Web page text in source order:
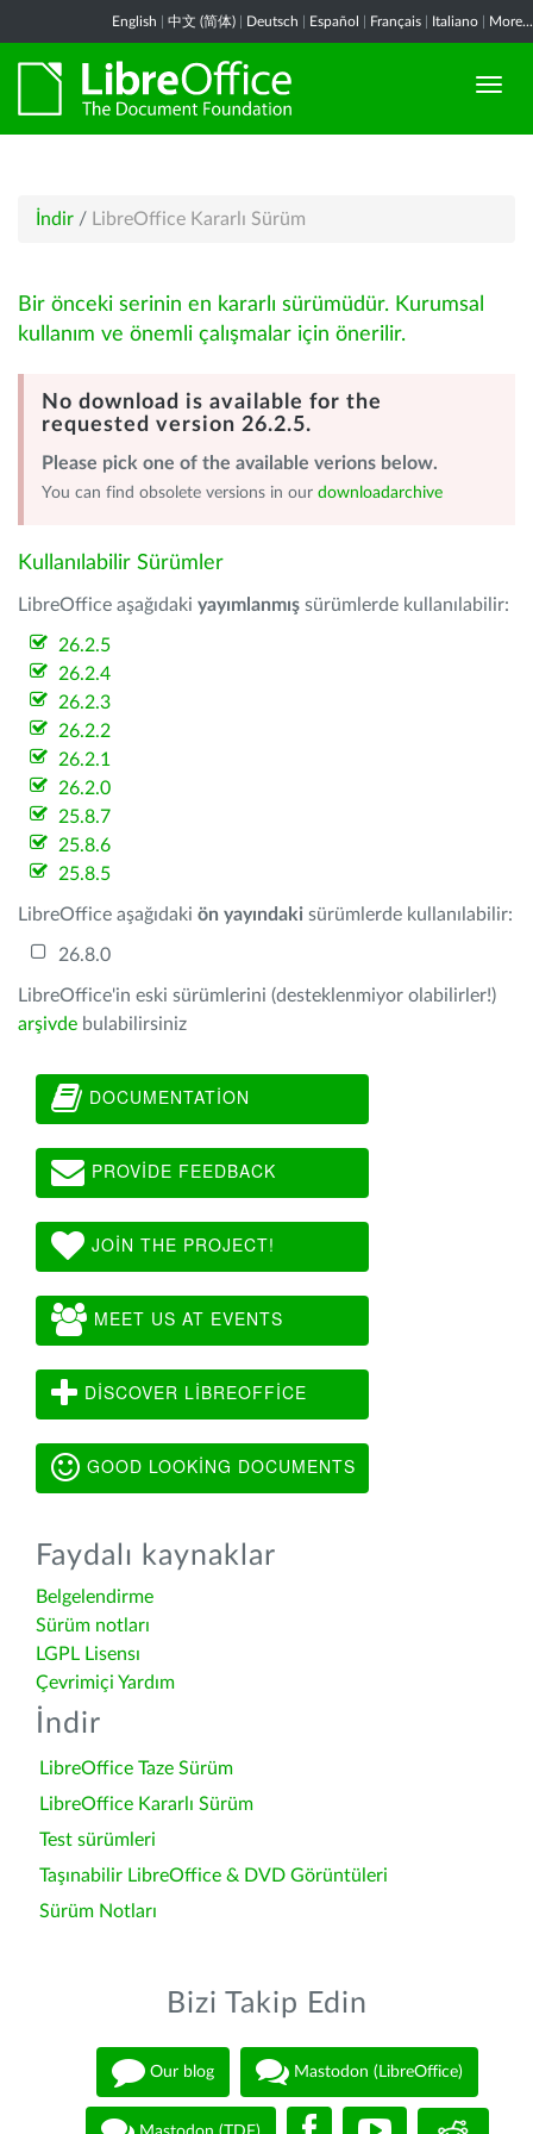
English 中文 (简体) Deutsch Español Français Italiano More...
İndir / LibreOffice Kararlı Sürüm
Bir önceki serinin en kararlı sürümüdür. Kurumsal
kullanım ve önemli çalışmalar için önerilir.
No download is available for the
requested version 26.2.5.
Please pick one of the available verions below.
You can find obsolete versions in our downloadarchive
Kullanılabilir Sürümler
LibreOffice aşağıdaki yayımlanmış sürümlerde kullanılabilir:
26.2.5
26.2.4
26.2.3
26.2.2
26.2.1
26.2.0
25.8.7
25.8.6
25.8.5
LibreOffice aşağıdaki ön yayındaki sürümlerde kullanılabilir:
26.8.0
LibreOffice'in eski sürümlerini (desteklenmiyor olabilirler!)
arşivde bulabilirsiniz
DOCUMENTATION
PROVIDE FEEDBACK
JOIN THE PROJECT!
MEET US AT EVENTS
DISCOVER LIBREOFFICE
GOOD LOOKING DOCUMENTS
Faydalı kaynaklar
Belgelendirme
Sürüm notları
LGPL Lisensı
Çevrimiçi Yardım
İndir
LibreOffice Taze Sürüm
LibreOffice Kararlı Sürüm
Test sürümleri
Taşınabilir LibreOffice & DVD Görüntüleri
Sürüm Notları
Bizi Takip Edin
Our blog Mastodon (LibreOffice)